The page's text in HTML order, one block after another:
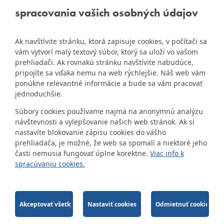
spracovania vašich osobných údajov
Ak navštívite stránku, ktorá zapisuje cookies, v počítači sa
vám vytvorí malý textový súbor, ktorý sa uloží vo vašom
prehliadači. Ak rovnakú stránku navštívite nabudúce,
pripojíte sa vďaka nemu na web rýchlejšie. Náš web vám
ponúkne relevantné informácie a bude sa vám pracovať
jednoduchšie.
Súbory cookies používame najmä na anonymnú analýzu
návštevnosti a vylepšovanie našich web stránok. Ak si
nastavíte blokovanie zápisu cookies do vášho
prehliadača, je možné, že web sa spomalí a niektoré jeho
časti nemusia fungovať úplne korektne. Viac info k
spracúvaniu cookies.
starej stránke Dúbravky
Naša mestská časť získala 3.
miesto v súťažiZlatyErb.sk
o
najlepšiu internetovú stránku
samospráv za rok 2020
IČO: 00603406
DIČ: 2020919120
IČ DPH: Nie sme platca
DPH
Bankové spojenie:
a.s., Mlynské nivy 1, 829 90
Bratislava 25
Číslo účtu v tvare IBAN:
SK31 0200 0000 0000 1012
8032, BIC kód: SUBASKBX
2014-2026 © MÚ Bratislava-Dúbravka
Tvorba web stránok
a redakčný systém
od
firmyAlejTech, spol. s r.o.